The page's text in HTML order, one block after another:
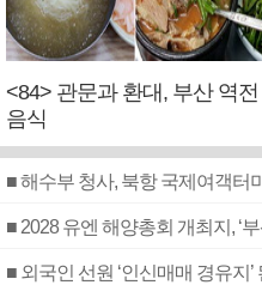
<84> 관문과 환대, 부산 역전
음식
■ 해수부 청사, 북항 국제여객터
■ 2028 유엔 해양총회 개최지, ‘
■ 외국인 선원 ‘인신매매 경유지